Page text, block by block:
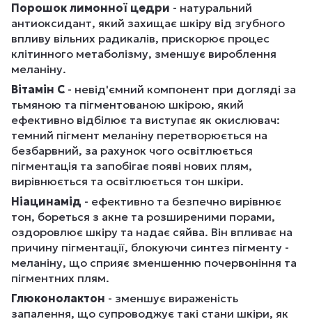
Порошок лимонної цедри - натуральний
антиоксидант, який захищає шкіру від згубного
впливу вільних радикалів, прискорює процес
клітинного метаболізму, зменшує вироблення
меланіну.
Вітамін С - невід'ємний компонент при догляді за
тьмяною та пігментованою шкірою, який
ефективно відбілює та виступає як окислювач:
темний пігмент меланіну перетворюється на
безбарвний, за рахунок чого освітлюється
пігментація та запобігає появі нових плям,
вирівнюється та освітлюється тон шкіри.
Ніацинамід - ефективно та безпечно вирівнює
тон, бореться з акне та розширеними порами,
оздоровлює шкіру та надає сяйва. Він впливає на
причину пігментації, блокуючи синтез пігменту -
меланіну, що сприяє зменшенню почервоніння та
пігментних плям.
Глюконолактон - зменшує вираженість
запалення, що супроводжує такі стани шкіри, як